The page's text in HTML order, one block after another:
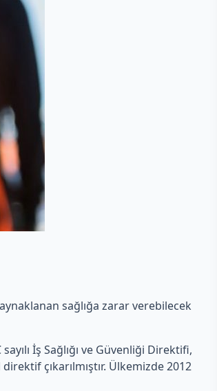
sağlığa zarar verebilecek
İş Sağlığı ve Güvenliği Direktifi,
çıkarılmıştır. Ülkemizde 2012